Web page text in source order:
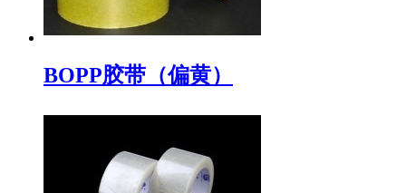
BOPP胶带（偏黄）